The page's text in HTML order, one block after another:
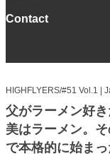
Contact
HIGHFLYERS/#51 Vol.1 |
父がラーメン好
美はラーメン。
で本格的に始ま